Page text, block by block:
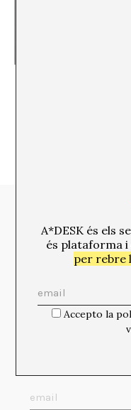
A*DESK és els
és plataforma
per rebre
Accepto la